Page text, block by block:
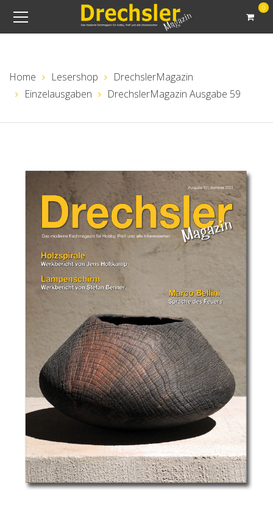
0
Home Lesershop
DrechslerMagazin
Einzelausgaben
DrechslerMagazin Ausgabe 59